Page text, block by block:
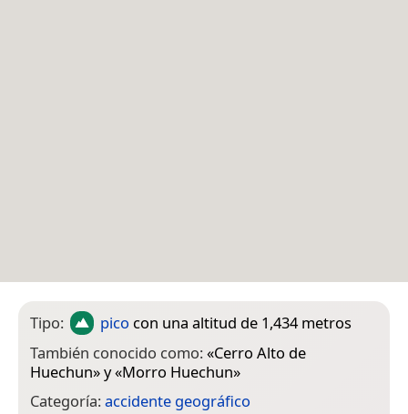
Tipo: pico con una altitud de 1,434 metros
También conocido como:«Cerro Alto de
Huechun» y «Morro Huechun»
Categoría:accidente geográfico